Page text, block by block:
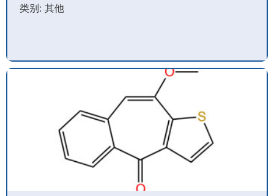
类别: 其他